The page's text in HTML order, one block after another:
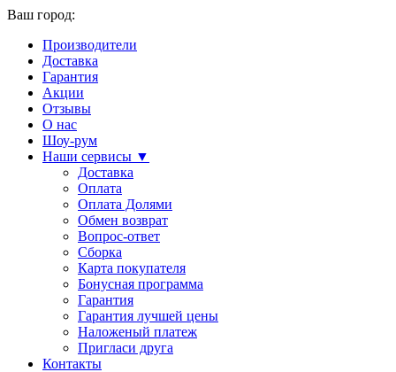
Ваш город:
Производители
Доставка
Гарантия
Акции
Отзывы
О нас
Шоу-рум
Наши сервисы ▼
Доставка
Оплата
Оплата Долями
Обмен возврат
Вопрос-ответ
Сборка
Карта покупателя
Бонусная программа
Гарантия
Гарантия лучшей цены
Наложеный платеж
Пригласи друга
Контакты